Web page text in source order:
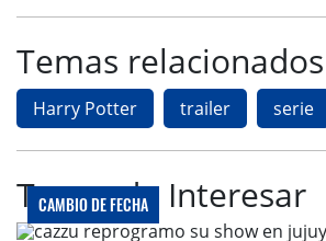
Temas relacionados
Harry Potter trailer serie
Te puede Interesar
CAMBIO DE FECHA